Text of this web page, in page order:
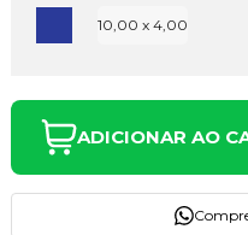
10,00 x 4,00
ADICIONAR AO